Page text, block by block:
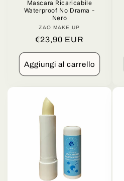
Mascara Ricaricabile
Waterproof No Drama -
Nero
Produttore:
ZAO MAKE UP
Prezzo
di
listino
€23,90 EUR
Aggiungi al carrello